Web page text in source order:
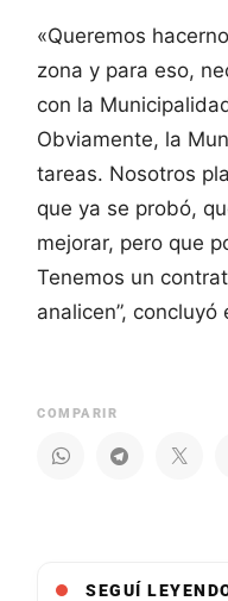
«Queremos
zona y para eso,
con la
Obviamente, la
tareas. Nosotros
que ya se probó,
mejorar, pero que
Tenemos un
analicen”,
COMPARIR
SEGUÍ